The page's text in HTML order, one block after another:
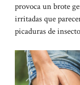
provoca un brote
irritadas que
picaduras de